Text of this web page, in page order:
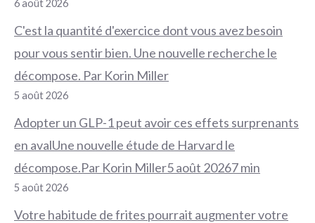
6 août 2026
C'est la quantité d'exercice dont vous avez besoin
pour vous sentir bien. Une nouvelle recherche le
décompose. Par Korin Miller
5 août 2026
Adopter un GLP-1 peut avoir ces effets surprenants
en avalUne nouvelle étude de Harvard le
décompose.Par Korin Miller5 août 20267 min
5 août 2026
Votre habitude de frites pourrait augmenter votre